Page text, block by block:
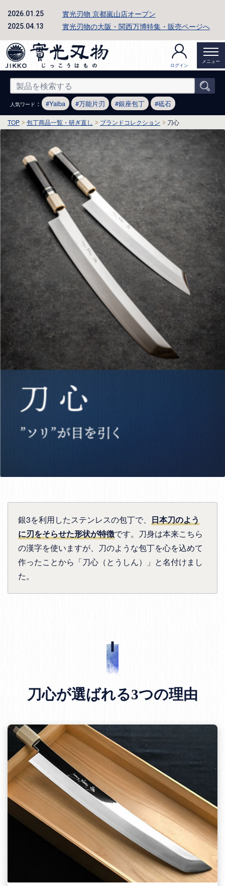
2026.01.25 實光刃物 京都嵐山店オープン
2025.04.13 實光刃物の大阪・関西万博特集・販売ページへ
ログイン
メニュー
人気ワード ： Yaiba 万能片刃 銀座包丁 砥石
TOP 包丁商品一覧・研ぎ直し ブランドコレクション 刀心
銀3を利用したステンレスの包丁で、 日本刀のよう
に刃をそらせた形状が特徴です。刀身は本来こちら
の漢字を使いますが、刀のような包丁を心を込めて
作ったことから「刀心（とうしん）」と名付けまし
た。
刀心が選ばれる3つの理由